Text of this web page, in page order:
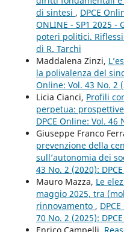
di sintesi , DPCE
ONLINE - SP1 2025
poteri politici.
di R. Tarchi
Maddalena Zinzi,
la polivalenza del
Online: Vol. 43 No. 2
Licia Cianci, Profili
perpetua:
DPCE Online: Vol. 46
Giuseppe Franco
prevenzione della
sull’autonomia dei
43 No. 2 (2020):
Mauro Mazza, Le
maggio 2025, tra
rinnovamento ,
70 No. 2 (2025):